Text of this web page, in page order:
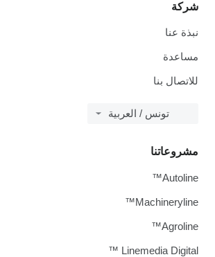
شركة
نبذة عنا
مساعدة
للاتصال بنا
تونس / العربية
مشروعاتنا
Autoline™
Machineryline™
Agroline™
Linemedia Digital ™